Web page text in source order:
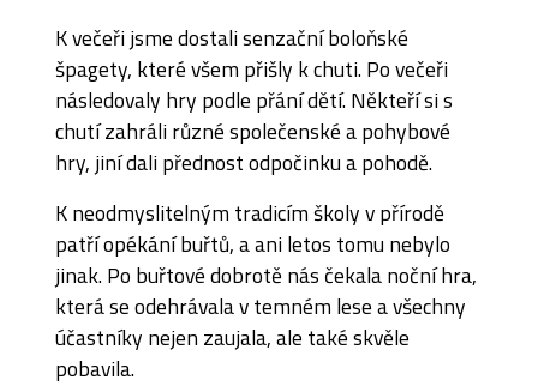
K večeři jsme dostali senzační boloňské
špagety, které všem přišly k chuti. Po večeři
následovaly hry podle přání dětí. Někteří si s
chutí zahráli různé společenské a pohybové
hry, jiní dali přednost odpočinku a pohodě.
K neodmyslitelným tradicím školy v přírodě
patří opékání buřtů, a ani letos tomu nebylo
jinak. Po buřtové dobrotě nás čekala noční hra,
která se odehrávala v temném lese a všechny
účastníky nejen zaujala, ale také skvěle
pobavila.